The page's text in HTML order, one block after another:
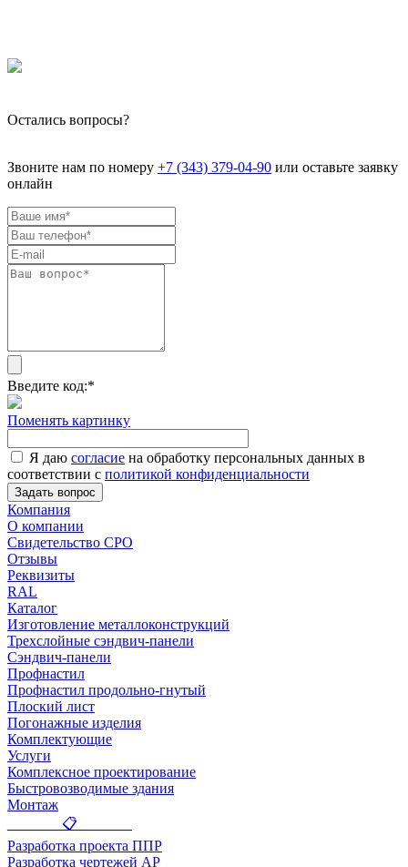
Остались вопросы?
Звоните нам по номеру +7 (343) 379-04-90 или оставьте заявку
онлайн
Введите код:*
Поменять картинку
Я даю согласие на обработку персональных данных в
соответствии с политикой конфиденциальности
Задать вопрос
Компания
О компании
Свидетельство СРО
Отзывы
Реквизиты
RAL
Каталог
Изготовление металлоконструкций
Трехслойные сэндвич-панели
Сэндвич-панели
Профнастил
Профнастил продольно-гнутый
Плоский лист
Погонажные изделия
Комплектующие
Услуги
Комплексное проектирование
Быстровозводимые здания
Монтаж
_______ 📋 _______
Разработка проекта ППР
Разработка чертежей АР